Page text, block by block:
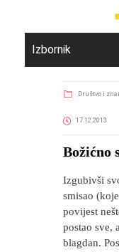
Izbornik
Društvo i
17.12.2013
Božićno
Izgubivši
smisao
povijest
postao sve,
blagdan.